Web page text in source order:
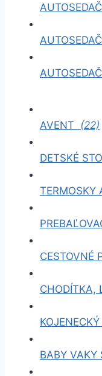
AVENT (22)
DETSKÉ
TERMOSKY
CESTOVNÉ
CHODÍTKA,
BABY VAKY